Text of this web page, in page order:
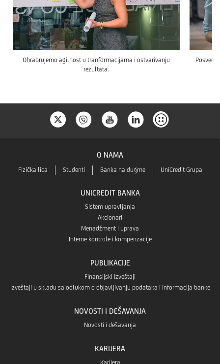
Ohrabrujemo agilnost u tranformacijama i ostvarivanju
rezultata.
O NAMA
Fizička lica Studenti Banka na dugme UniCredit Grupa
UNICREDIT BANKA
Sistem upravljanja
Akcionari
Menadžment i uprava
Interne kontrole i kompenzacije
PUBLIKACIJE
Finansijski izveštaji
Izveštaji u skladu sa odlukom o objavljivanju podataka i informacija banke
NOVOSTI I DEŠAVANJA
Novosti i dešavanja
KARIJERA
Karijera